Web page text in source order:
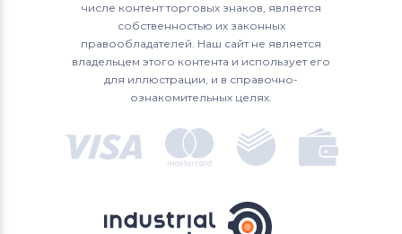
числе контент торговых знаков, является
собственностью их законных
правообладателей. Наш сайт не является
владельцем этого контента и использует его
для иллюстрации, и в справочно-
ознакомительных целях.